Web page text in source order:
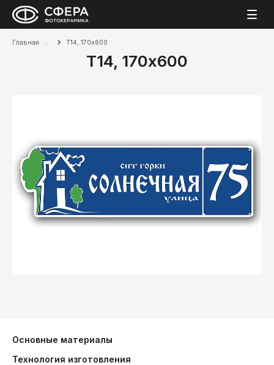
Главная Т14, 170x600
Т14, 170x600
Основные материалы
Технология изготовления